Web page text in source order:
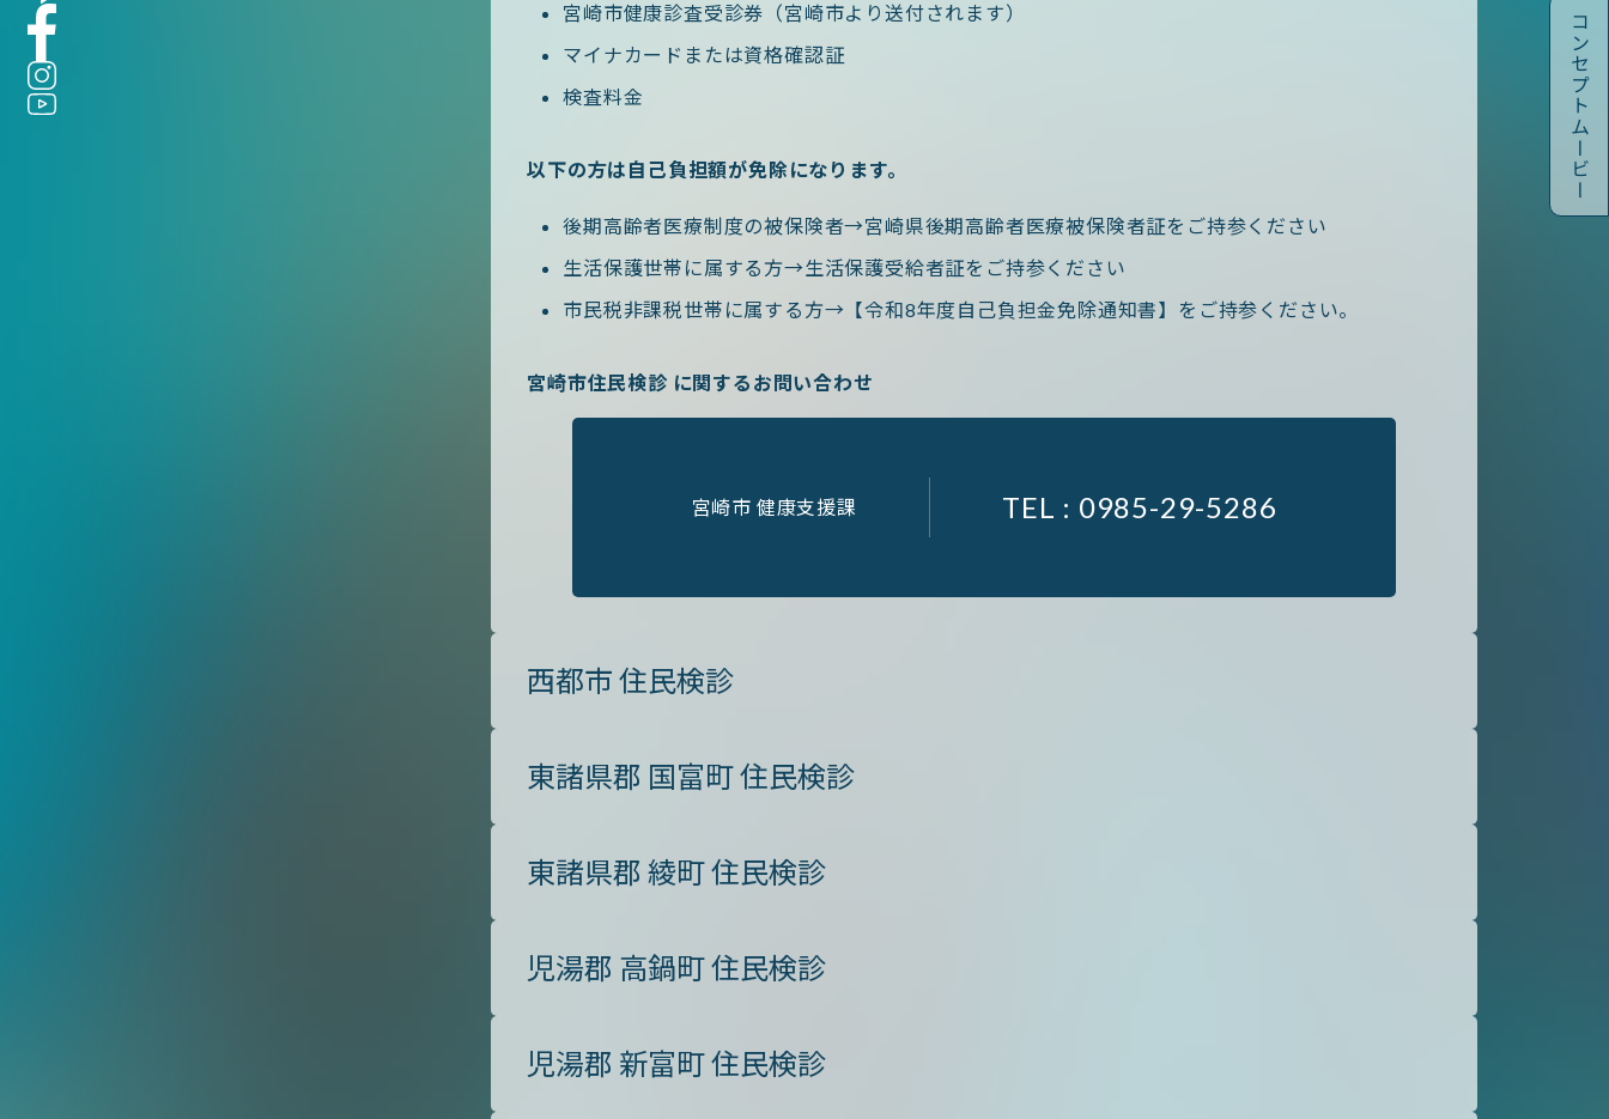
コンセプトムービー
宮崎市健康診査受診券（宮崎市より送付されます）
マイナカードまたは資格確認証
検査料金
以下の方は自己負担額が免除になります。
後期高齢者医療制度の被保険者→宮崎県後期高齢者医療被保険者証をご持参ください
生活保護世帯に属する方→生活保護受給者証をご持参ください
市民税非課税世帯に属する方→【令和8年度自己負担金免除通知書】をご持参ください。
宮崎市住民検診 に関するお問い合わせ
宮崎市 健康支援課 TEL : 0985-29-5286
西都市 住民検診
東諸県郡 国富町 住民検診
東諸県郡 綾町 住民検診
児湯郡 高鍋町 住民検診
児湯郡 新富町 住民検診